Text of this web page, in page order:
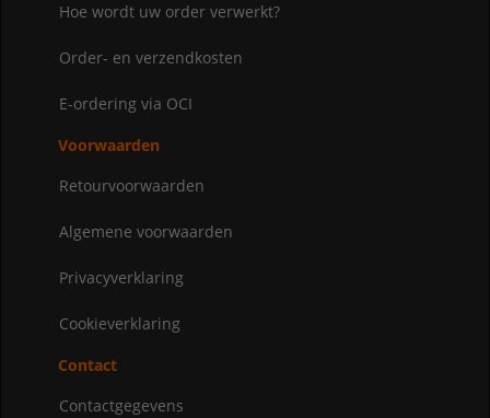
Hoe wordt uw order verwerkt?
Order- en verzendkosten
E-ordering via OCI
Voorwaarden
Retourvoorwaarden
Algemene voorwaarden
Privacyverklaring
Cookieverklaring
Contact
Contactgegevens